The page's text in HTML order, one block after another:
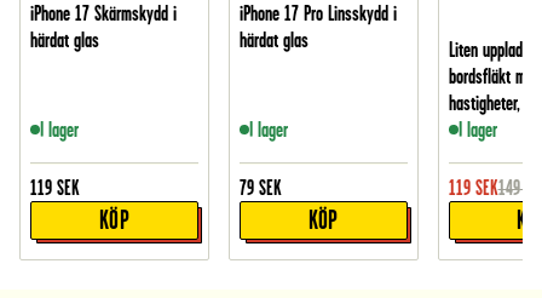
iPhone 17 Skärmskydd i
härdat glas
I lager
119 SEK
KÖP
iPhone 17 Pro Linsskydd i
härdat glas
I lager
79 SEK
KÖP
Liten
bordsfläkt
hastigheter, Vit
I lager
119 SEK149